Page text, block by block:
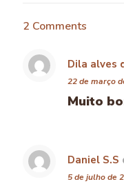
2 Comments
Dila alves
22 de março
Muito
Daniel S.S
5 de julho de